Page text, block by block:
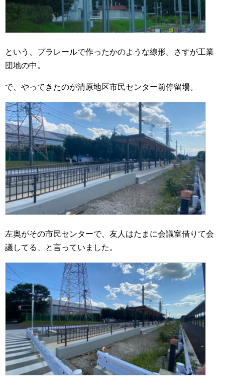
という、プラレールで作ったかのような線形。さすが工業
団地の中。
で、やってきたのが清原地区市民センター前停留場。
左奥がその市民センターで、友人はたまに会議室借りて会
議してる、と言っていました。